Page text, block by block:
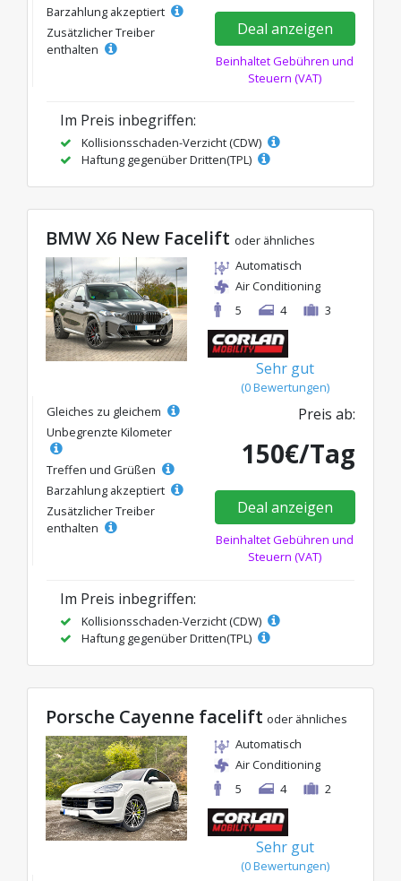
Barzahlung akzeptiert
Zusätzlicher Treiber
enthalten
Deal anzeigen
Beinhaltet Gebühren und
Steuern (VAT)
Im Preis inbegriffen:
Kollisionsschaden-Verzicht (CDW)
Haftung gegenüber Dritten(TPL)
BMW X6 New Facelift oder ähnliches
Automatisch
Air Conditioning
5
4 3
Sehr gut
(0 Bewertungen)
Gleiches zu gleichem
Unbegrenzte Kilometer
Treffen und Grüßen
Barzahlung akzeptiert
Zusätzlicher Treiber
enthalten
Preis ab:
150€/Tag
Deal anzeigen
Beinhaltet Gebühren und
Steuern (VAT)
Im Preis inbegriffen:
Kollisionsschaden-Verzicht (CDW)
Haftung gegenüber Dritten(TPL)
Porsche Cayenne facelift oder ähnliches
Automatisch
Air Conditioning
5
4 2
Sehr gut
(0 Bewertungen)